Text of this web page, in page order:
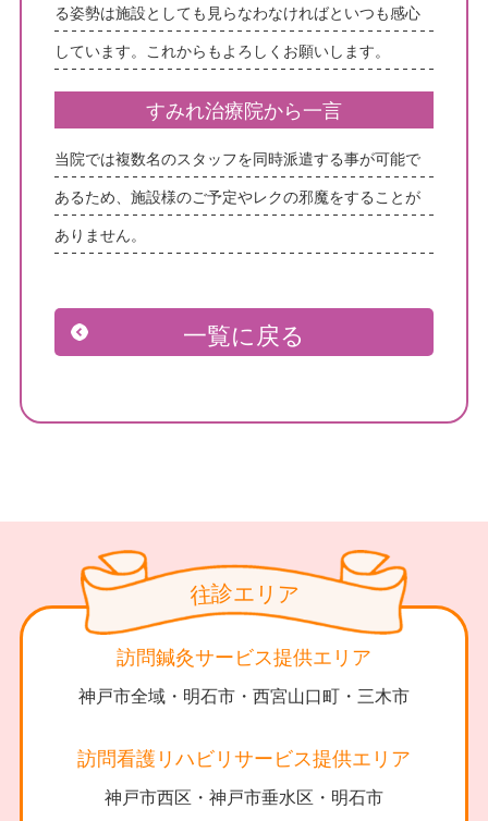
る姿勢は施設としても見らなわなければといつも感心
しています。これからもよろしくお願いします。
すみれ治療院から一言
当院では複数名のスタッフを同時派遣する事が可能で
あるため、施設様のご予定やレクの邪魔をすることが
ありません。
一覧に戻る
往診エ リ ア
訪問鍼灸サービス提供エリア
神戸市全域・明石市・西宮山口町・三木市
訪問看護リハビリサービス提供エリア
神戸市西区・神戸市垂水区・明石市